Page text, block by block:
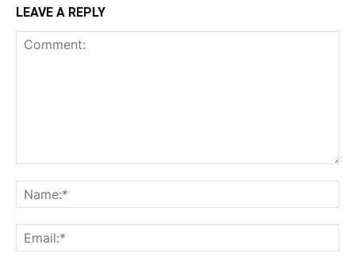
LEAVE A REPLY